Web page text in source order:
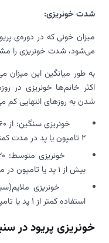
شدت خونریزی:
می‌شود، شدت خونریزی را
اکثر خانم‌ها خونریزی در
شدن به روزهای انتهایی کم
2 تامپون یا پد در مدت کمتر از 1 تا 2 ساعت
خونریزی متوسط: 30 تا 60 میلی لیتر در طول دوره
بیش از 1 پد یا تامپون در مدت 3 ساعت
استفاده کمتر از 1 پد یا تامپون در مدت بیشتر از 3 ساعت
خونریزی پریود در